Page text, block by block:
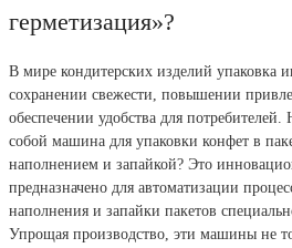
герметизация»?
В мире кондитерских изделий упаковка
сохранении свежести, повышении
обеспечении удобства для
собой машина для упаковки конфет в
наполнением и запайкой? Это
предназначено для автоматизации
наполнения и запайки пакетов
Упрощая производство, эти машины не